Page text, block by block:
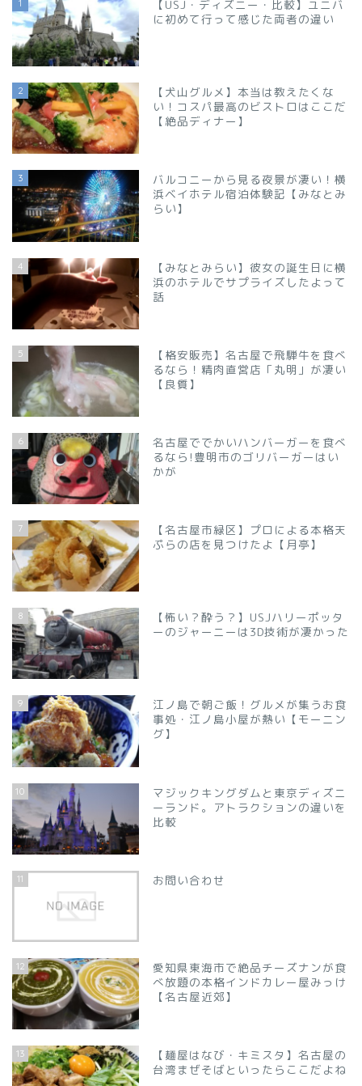
1
【USJ・ディズニー・比較】ユニバ
に初めて行って感じた両者の違い
2
【犬山グルメ】本当は教えたくな
い！コスパ最高のビストロはここだ
【絶品ディナー】
3
バルコニーから見る夜景が凄い！横
浜ベイホテル宿泊体験記【みなとみ
らい】
4
【みなとみらい】彼女の誕生日に横
浜のホテルでサプライズしたよって
話
5
【格安販売】名古屋で飛騨牛を食べ
るなら！精肉直営店「丸明」が凄い
【良質】
6
名古屋ででかいハンバーガーを食べ
るなら!豊明市のゴリバーガーはい
かが
7
【名古屋市緑区】プロによる本格天
ぷらの店を見つけたよ【月亭】
8
【怖い？酔う？】USJハリーポッタ
ーのジャーニーは3D技術が凄かった
9
江ノ島で朝ご飯！グルメが集うお食
事処・江ノ島小屋が熱い【モーニン
グ】
10
マジックキングダムと東京ディズニ
ーランド。アトラクションの違いを
比較
11 お問い合わせ
12
愛知県東海市で絶品チーズナンが食
べ放題の本格インドカレー屋みっけ
【名古屋近郊】
13
【麺屋はなび・キミスタ】名古屋の
台湾まぜそばといったらここだよね